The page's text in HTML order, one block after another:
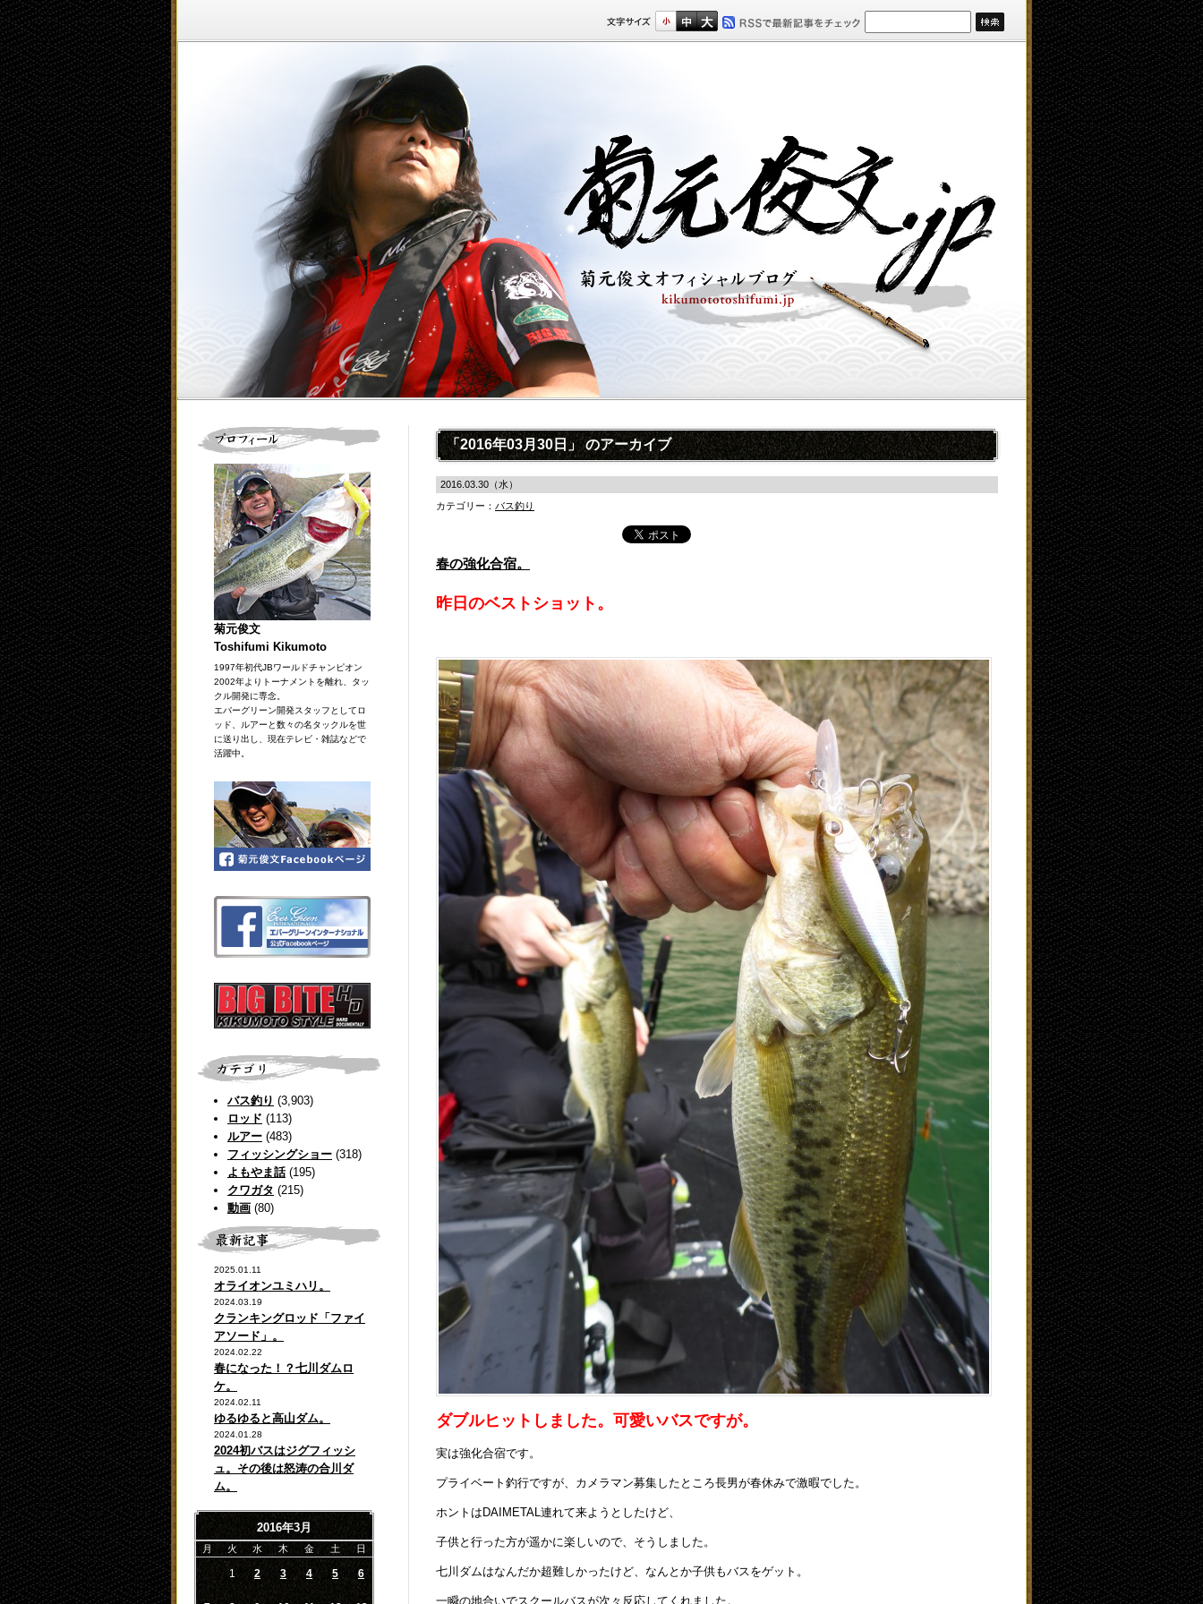
菊元俊文
Toshifumi Kikumoto
1997年初代JBワールドチャンピオン
2002年よりトーナメントを離れ、タッ
クル開発に専念。
エバーグリーン開発スタッフとしてロ
ッド、ルアーと数々の名タックルを世
に送り出し、現在テレビ・雑誌などで
活躍中。
バス釣り (3,903)
ロッド (113)
ルアー (483)
フィッシングショー (318)
よもやま話(195)
クワガタ (215)
動画 (80)
2025.01.11
オライオンユミハリ。
2024.03.19
クランキングロッド「ファイ
アソード」。
2024.02.22
春になった！？七川ダムロ
ケ。
2024.02.11
ゆるゆると高山ダム。
2024.01.28
2024初バスはジグフィッシ
ュ。その後は怒涛の合川ダ
ム。
2016年3月
月 火 水 木 金 土 日
1 2 3 4 5 6
「2016年03月30日」 のアーカイブ
2016.03.30（水）
カテゴリー： バス釣り
春の強化合宿。
昨日のベストショット。
ダブルヒットしました。可愛いバスですが。
実は強化合宿です。
プライベート釣行ですが、カメラマン募集したところ長男が春休みで激暇でした。
ホントはDAIMETAL連れて来ようとしたけど、
子供と行った方が遥かに楽しいので、そうしました。
七川ダムはなんだか超難しかったけど、なんとか子供もバスをゲット。
一瞬の地合いでスクールバスが次々反応してくれました。